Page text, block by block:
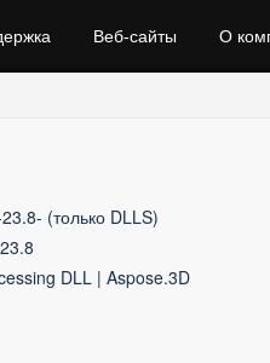
Веб‑сайты О
(только DLLS)
DLL | Aspose.3D